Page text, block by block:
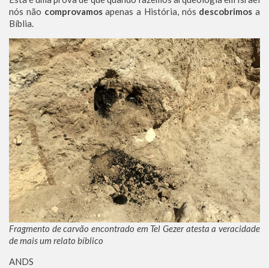
nós não comprovamosapenas a História, nós descobrimos a
Bíblia.
Fragmento de carvão encontrado em Tel Gezer atesta a veracidade
de mais um relato bíblico
ANDS